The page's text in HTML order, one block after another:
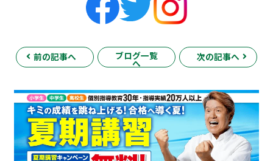
前の記事へ ブログ一覧
へ
次の記事へ